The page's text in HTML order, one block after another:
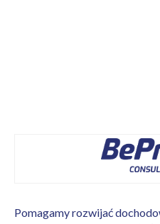
Pomagamy rozwijać